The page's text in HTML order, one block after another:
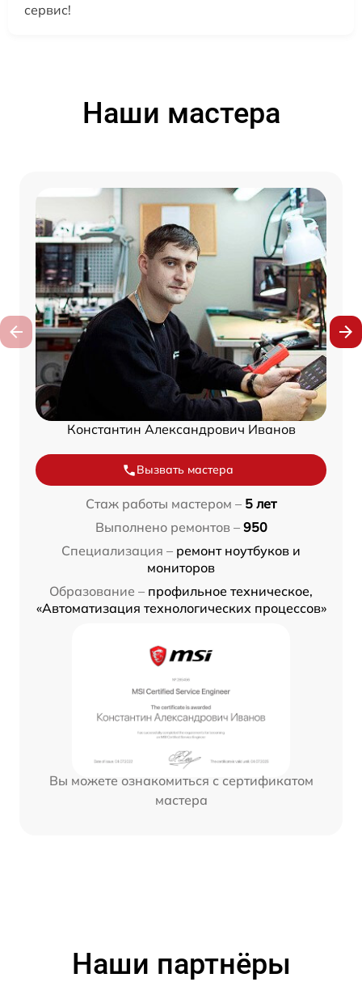
сервис!
Наши мастера
Константин Александрович Иванов
Вызвать мастера
Стаж работы мастером – 5 лет
Выполнено ремонтов – 950
Специализация – ремонт ноутбуков и
мониторов
Образование – профильное техническое,
«Автоматизация технологических процессов»
Вы можете ознакомиться с сертификатом
мастера
Наши партнёры